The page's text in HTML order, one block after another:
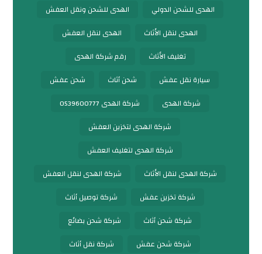
الهدى للشحن الدولي
الهدى للشحن ونقل العفش
الهدى لنقل الأثاث
الهدى لنقل العفش
تغليف الأثاث
رقم شركة الهدى
سيارة نقل عفش
شحن أثاث
شحن عفش
شركة الهدى
شركة الهدى 0539600777
شركة الهدى لتخزين العفش
شركة الهدى لتغليف العفش
شركة الهدى لنقل الأثاث
شركة الهدى لنقل العفش
شركة تخزين عفش
شركة توصيل أثاث
شركة شحن أثاث
شركة شحن بضائع
شركة شحن عفش
شركة نقل أثاث